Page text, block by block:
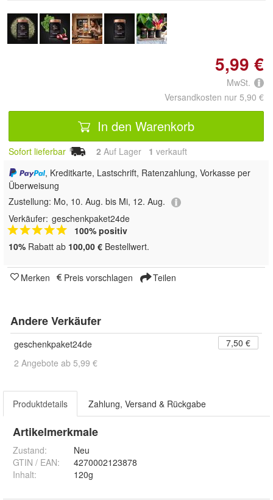
5,99 €
MwSt.
Versandkosten nur 5,90 €
In den Warenkorb
Sofort lieferbar 2 Auf Lager 1 verkauft
, Kreditkarte, Lastschrift, Ratenzahlung, Vorkasse per
Überweisung
Zustellung: Mo, 10. Aug. bis Mi, 12. Aug.
Verkäufer: geschenkpaket24de
100% positiv
10% Rabatt ab 100,00 € Bestellwert.
Merken Preis vorschlagen Teilen
Andere Verkäufer
geschenkpaket24de
7,50 €
2 Angebote ab 5,99 €
Produktdetails Zahlung, Versand & Rückgabe
Artikelmerkmale
Zustand:
Neu
GTIN / EAN:
4270002123878
Inhalt: 120g